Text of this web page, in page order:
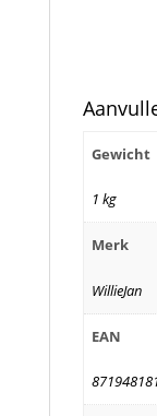
Gewicht
1 kg
Merk
WillieJan
EAN